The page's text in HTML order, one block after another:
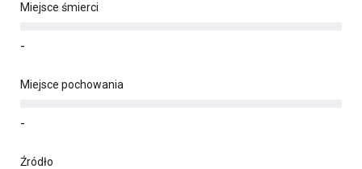
Miejsce śmierci
-
Miejsce pochowania
-
Źródło